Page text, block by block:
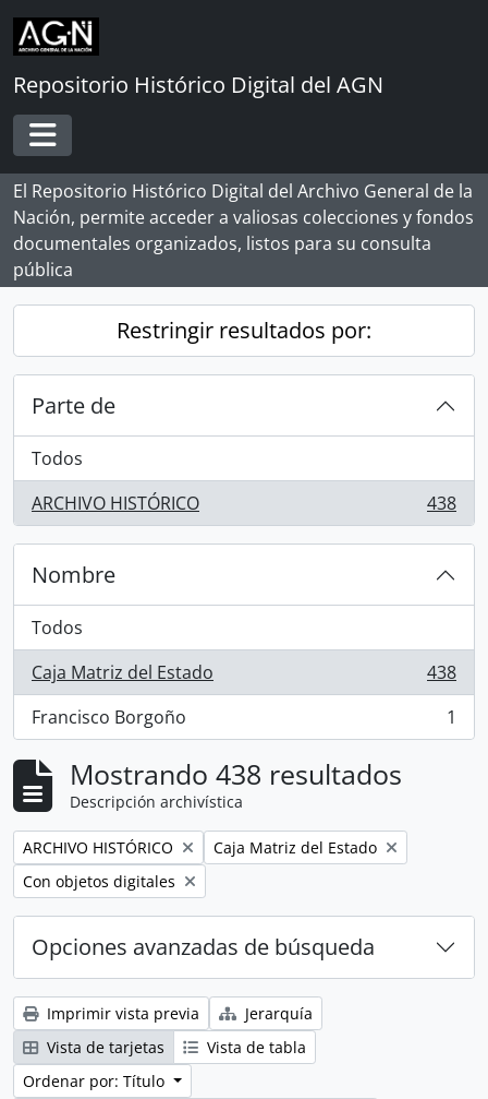
Skip to main content
Repositorio Histórico Digital del AGN
Toggle navigation
El Repositorio Histórico Digital del Archivo General de la
Nación, permite acceder a valiosas colecciones y fondos
documentales organizados, listos para su consulta
pública
Restringir resultados por:
Parte de
Todos
ARCHIVO HISTÓRICO
, 438 resultados 438
Nombre
Todos
Caja Matriz del Estado
, 438 resultados
438
Francisco Borgoño
, 1 resultados 1
Mostrando 438 resultados
Descripción archivística
Remove filter:
ARCHIVO HISTÓRICO Remove filter:
Caja Matriz del Estado
Remove filter:
Con objetos digitales
Opciones avanzadas de búsqueda
Imprimir vista previa
Jerarquía
Vista de tarjetas
Vista de tabla
Ordenar por: Título